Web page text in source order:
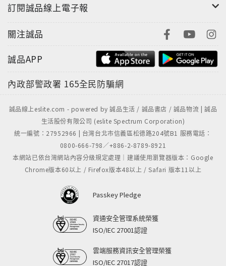
訂閱誠品線上電子報
關注誠品
誠品APP
內政部警政署 165全民防騙網
誠品線上eslite.com - powered by 誠品生活 / 誠品書店 / 誠品物流 | 誠品
生活股份有限公司 (eslite Spectrum Corporation)
統一編號：27952966 | 台灣台北市信義區松德路204號B1 服務電話：
0800-666-798／+886-2-8789-8921
本網站已依台灣網站內容分級規定處理｜建議使用瀏覽器版本：Google
Chrome版本60以上 / Firefox版本48以上 / Safari 版本11以上
Passkey Pledge
資通安全管理系統榮獲
ISO/IEC 27001認證
雲端服務資訊安全管理榮獲
ISO/IEC 27017認證